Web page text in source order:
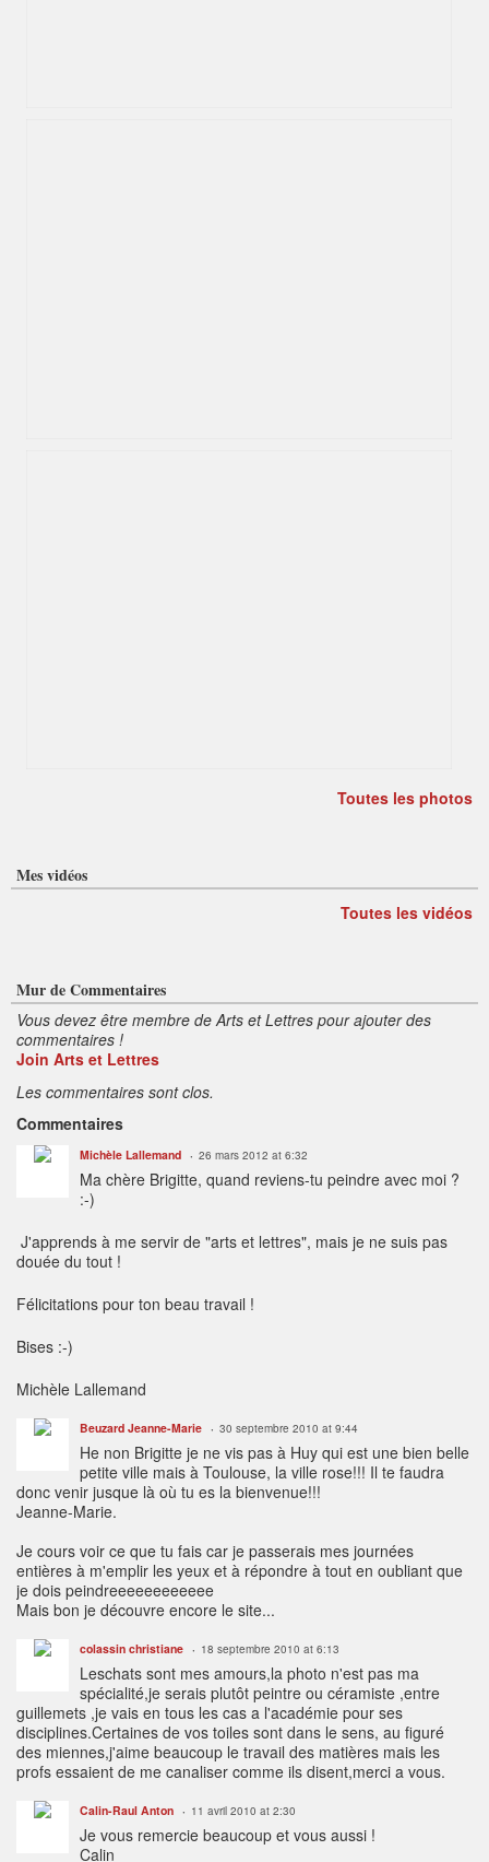
Toutes les photos
Mes vidéos
Toutes les vidéos
Mur de Commentaires
Vous devez être membre de Arts et Lettres pour ajouter des
commentaires !
Join Arts et Lettres
Les commentaires sont clos.
Commentaires
Michèle Lallemand 26 mars 2012 at 6:32
Ma chère Brigitte, quand reviens-tu peindre avec moi ?
:-)
J'apprends à me servir de "arts et lettres", mais je ne suis pas
douée du tout !
Félicitations pour ton beau travail !
Bises :-)
Michèle Lallemand
Beuzard Jeanne-Marie 30 septembre 2010 at 9:44
He non Brigitte je ne vis pas à Huy qui est une bien belle
petite ville mais à Toulouse, la ville rose!!! Il te faudra
donc venir jusque là où tu es la bienvenue!!!
Jeanne-Marie.
Je cours voir ce que tu fais car je passerais mes journées
entières à m'emplir les yeux et à répondre à tout en oubliant que
je dois peindreeeeeeeeeeee
Mais bon je découvre encore le site...
colassin christiane 18 septembre 2010 at 6:13
Leschats sont mes amours,la photo n'est pas ma
spécialité,je serais plutôt peintre ou céramiste ,entre
guillemets ,je vais en tous les cas a l'académie pour ses
disciplines.Certaines de vos toiles sont dans le sens, au figuré
des miennes,j'aime beaucoup le travail des matières mais les
profs essaient de me canaliser comme ils disent,merci a vous.
Calin-Raul Anton 11 avril 2010 at 2:30
Je vous remercie beaucoup et vous aussi !
Calin